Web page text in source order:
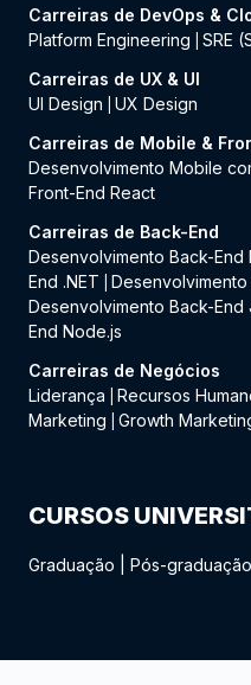
Carreiras de DevOps &
Platform Engineering
SRE
Carreiras de UX & UI
UI Design
UX Design
Carreiras de Mobile &
Desenvolvimento Mobile
Front-End React
Carreiras de Back-End
Desenvolvimento Back-End
End .NET
Desenvolvimento Back-End
End Node.js
Carreiras de Negócios
Liderança
Recursos
Marketing
Growth
CURSOS
Graduação Pós-graduação